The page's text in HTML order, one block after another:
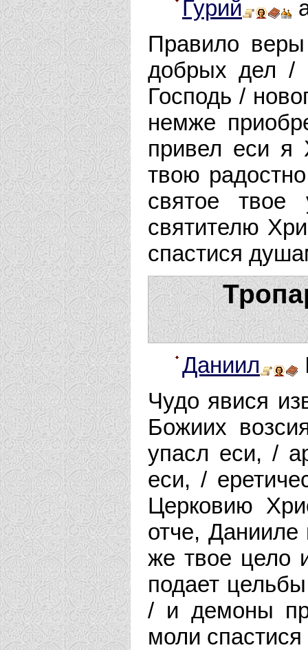
Гурий
Правило
добрых дел /
Господь /
немже
привел еси я
твою
святое
святителю
спастися
Даниил
Чудо явися
Божиих
упасл еси, /
еси, /
Церковию
отче,
же твое цело
подает
/ и демоны
моли